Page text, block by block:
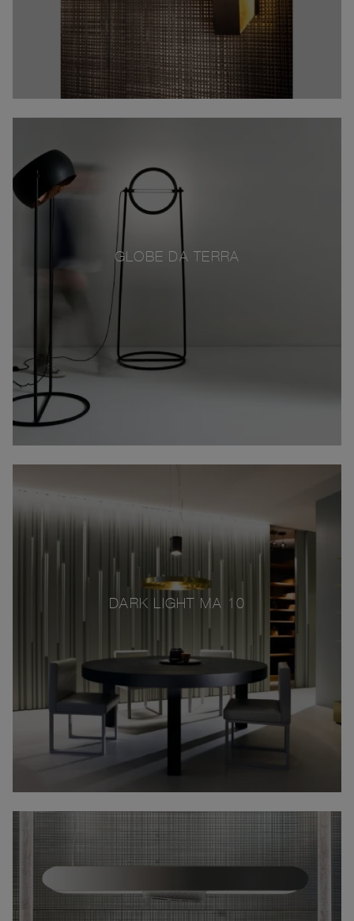
GLOBE DA TERRA
DARK LIGHT MA 10